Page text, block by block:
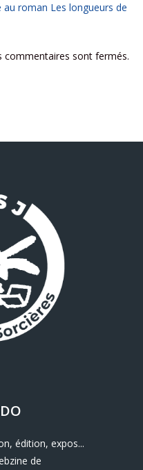
au roman Les longueurs de
commentaires sont fermés.
édition, expos...
de